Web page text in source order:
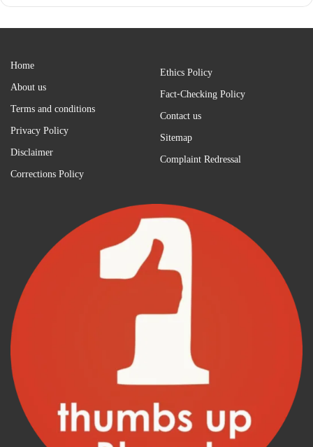
Home
About us
Terms and conditions
Privacy Policy
Disclaimer
Corrections Policy
Ethics Policy
Fact-Checking Policy
Contact us
Sitemap
Complaint Redressal